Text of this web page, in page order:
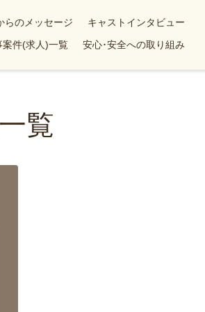
らのメッセージ
キャストインタビュー
案件(求人)一覧 安心･安全への取り組み
覧